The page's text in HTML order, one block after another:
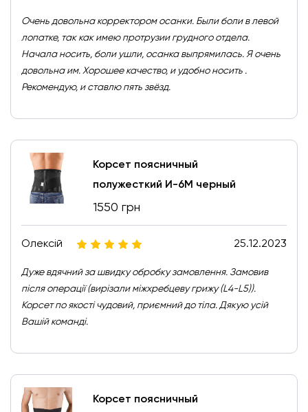
Очень довольна корректором осанки. Были боли в левой
лопатке, так как имею протрузии грудного отдела.
Начала носить, боли ушли, осанка выпрямилась. Я очень
довольна им. Хорошее качество, и удобно носить .
Рекомендую, и ставлю пять звёзд.
Корсет поясничный
полужесткий И-6М черный
1550 грн
Олексій 25.12.2023
Дуже вдячний за швидку обробку замовлення. Замовив
після операції (вирізали міжхребцеву грижу (L4-L5)).
Корсет по якості чудовий, приємний до тіла. Дякую усій
Вашій команді.
Корсет поясничный